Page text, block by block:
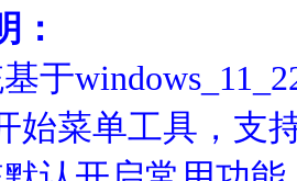
：
于
始菜单工具，支